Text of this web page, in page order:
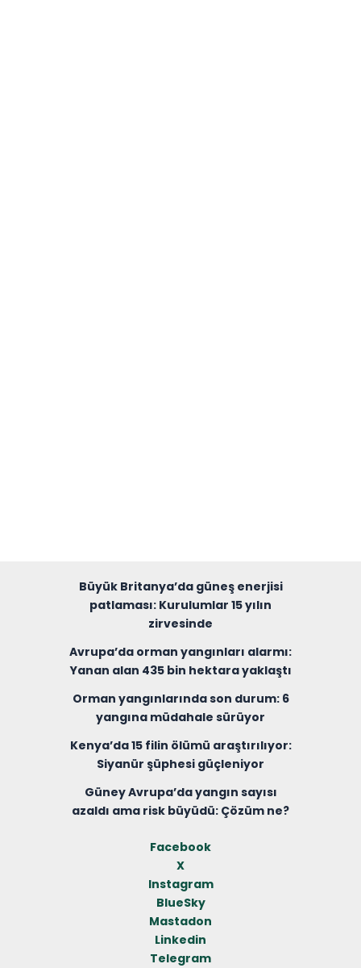
Büyük Britanya’da güneş enerjisi
patlaması: Kurulumlar 15 yılın
zirvesinde
Avrupa’da orman yangınları alarmı:
Yanan alan 435 bin hektara yaklaştı
Orman yangınlarında son durum: 6
yangına müdahale sürüyor
Kenya’da 15 filin ölümü araştırılıyor:
Siyanür şüphesi güçleniyor
Güney Avrupa’da yangın sayısı
azaldı ama risk büyüdü: Çözüm ne?
Facebook
X
Instagram
BlueSky
Mastadon
Linkedin
Telegram